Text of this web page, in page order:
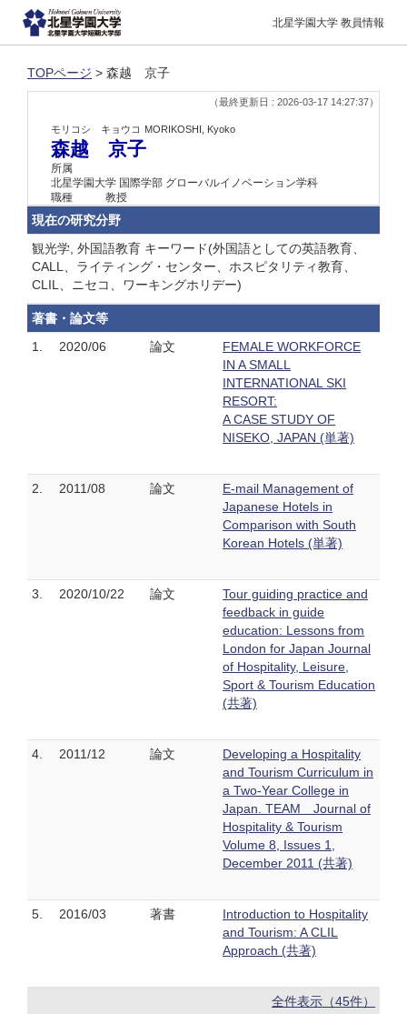
北星学園大学 教員情報
TOPページ > 森越 京子
（最終更新日 : 2026-03-17 14:27:37）
モリコシ キョウコ MORIKOSHI, Kyoko
森越 京子
所属
北星学園大学 国際学部 グローバルイノベーション学科
職種
教授
現在の研究分野
観光学, 外国語教育 キーワード(外国語としての英語教育、
CALL、ライティング・センター、ホスピタリティ教育、
CLIL、ニセコ、ワーキングホリデー)
著書・論文等
1.
2020/06 論文
FEMALE WORKFORCE
IN A SMALL
INTERNATIONAL SKI
RESORT:
A CASE STUDY OF
NISEKO, JAPAN (単著)
2. 2011/08 論文
E-mail Management of
Japanese Hotels in
Comparison with South
Korean Hotels (単著)
3. 2020/10/22 論文
Tour guiding practice and
feedback in guide
education: Lessons from
London for Japan Journal
of Hospitality, Leisure,
Sport & Tourism Education
(共著)
4. 2011/12 論文
Developing a Hospitality
and Tourism Curriculum in
a Two-Year College in
Japan. TEAM Journal of
Hospitality & Tourism
Volume 8, Issues 1,
December 2011 (共著)
5. 2016/03 著書
Introduction to Hospitality
and Tourism: A CLIL
Approach (共著)
全件表示（45件）